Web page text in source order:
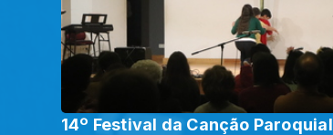
14º Festival da Canção Paroquial